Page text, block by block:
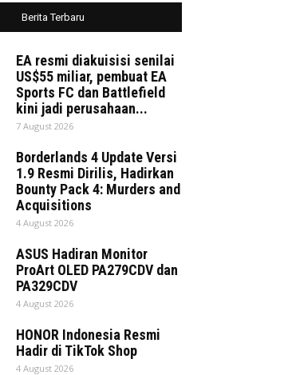
Berita Terbaru
EA resmi diakuisisi senilai
US$55 miliar, pembuat EA
Sports FC dan Battlefield
kini jadi perusahaan...
7 August 2026
Borderlands 4 Update Versi
1.9 Resmi Dirilis, Hadirkan
Bounty Pack 4: Murders and
Acquisitions
4 August 2026
ASUS Hadiran Monitor
ProArt OLED PA279CDV dan
PA329CDV
4 August 2026
HONOR Indonesia Resmi
Hadir di TikTok Shop
4 August 2026